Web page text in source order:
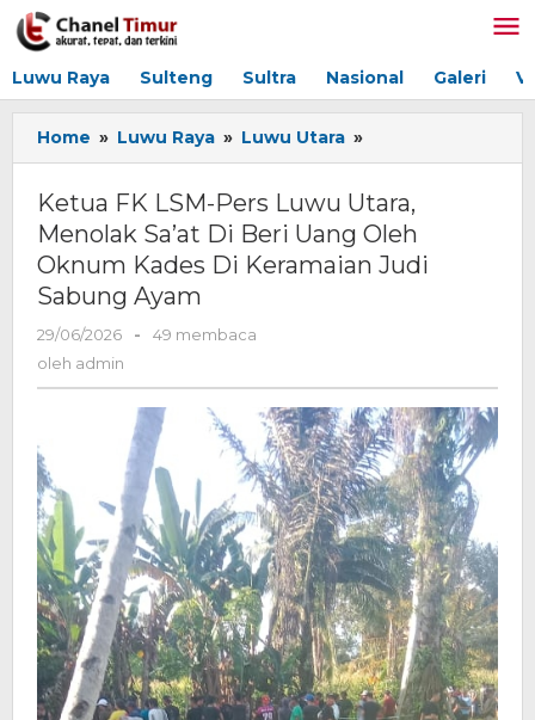
Lewati
ke
Luwu Raya Sulteng Sultra Nasional Galeri
Home » Luwu Raya » Luwu Utara »
FK
Pers
Luwu
Utara,
Uang
Oleh
Oknum
Kades
Di
Keramaian
Judi
Sabung
Ayam
Ketua FK LSM-Pers Luwu Utara,
Menolak Sa’at Di Beri Uang Oleh
Oknum Kades Di Keramaian Judi
Sabung Ayam
29/06/2026
oleh
-
49 membaca
oleh admin